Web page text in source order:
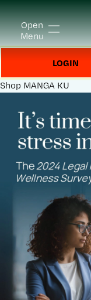
Open
Menu
LOGIN
Shop MANGA KU